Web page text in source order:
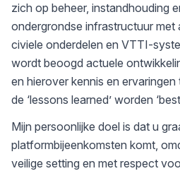
zich op beheer, instandhouding
ondergrondse infrastructuur met
civiele onderdelen en VTTI-
wordt beoogd actuele
en hierover kennis en ervaringen
de ‘lessons learned’ worden
Mijn persoonlijke doel is dat u
platformbijeenkomsten komt,
veilige setting en met respect